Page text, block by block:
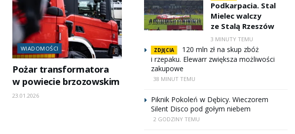
WIADOMOŚCI
Pożar transformatora
w powiecie brzozowskim
23.01.2026
Podkarpacia. Stal
Mielec walczy
ze Stalą Rzeszów
3 MINUTY TEMU
ZDJĘCIA
120 mln zł na skup zbóż
i rzepaku. Elewarr zwiększa możliwości
zakupowe
38 MINUT TEMU
Piknik Pokoleń w Dębicy. Wieczorem
Silent Disco pod gołym niebem
2 GODZINY TEMU